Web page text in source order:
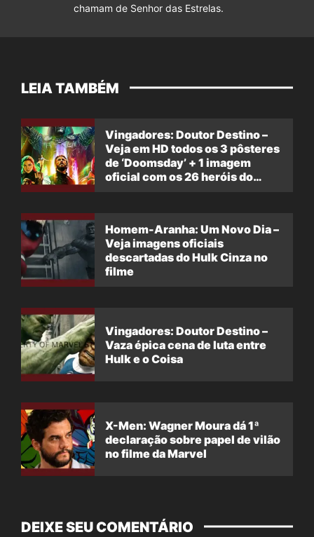
chamam de Senhor das Estrelas.
LEIA TAMBÉM
Vingadores: Doutor Destino –
Veja em HD todos os 3 pôsteres
de ‘Doomsday’ + 1 imagem
oficial com os 26 heróis do
Homem-Aranha: Um Novo Dia –
Veja imagens oficiais
descartadas do Hulk Cinza no
filme
Vingadores: Doutor Destino –
Vaza épica cena de luta entre
Hulk e o Coisa
X-Men: Wagner Moura dá 1ª
declaração sobre papel de vilão
no filme da Marvel
DEIXE SEU COMENTÁRIO